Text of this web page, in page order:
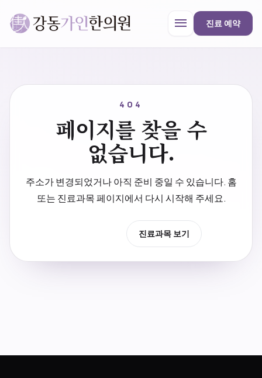
menu 진료 예약
한의원 안내
진료과목
404
페이지를 찾을 수
없습니다.
주소가 변경되었거나 아직 준비 중일 수 있습니다. 홈
또는 진료과목 페이지에서 다시 시작해 주세요.
진료과목 보기